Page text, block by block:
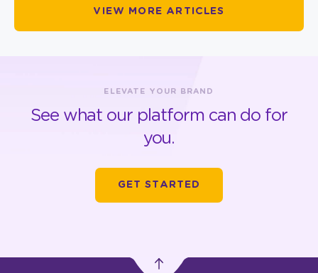
VIEW MORE ARTICLES
ELEVATE YOUR BRAND
See what our platform can do for
you.
GET STARTED